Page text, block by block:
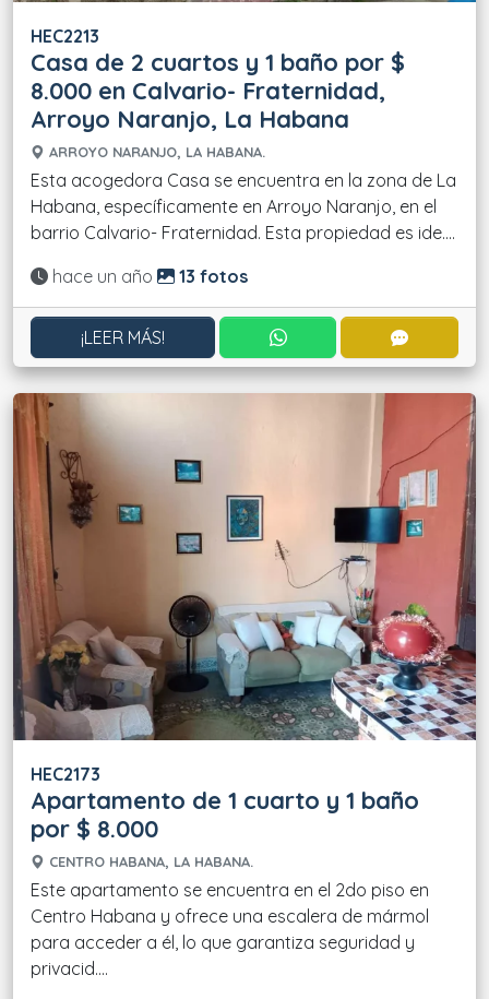
HEC2213
Casa de 2 cuartos y 1 baño por $
8.000 en Calvario- Fraternidad,
Arroyo Naranjo, La Habana
ARROYO NARANJO, LA HABANA.
Esta acogedora Casa se encuentra en la zona de La
Habana, específicamente en Arroyo Naranjo, en el
barrio Calvario- Fraternidad. Esta propiedad es ide....
Actualizado:
hace un año 13 fotos
¡LEER MÁS! CONTACTAR POR
HEC2173
Apartamento de 1 cuarto y 1 baño
por $ 8.000
CENTRO HABANA, LA HABANA.
Este apartamento se encuentra en el 2do piso en
Centro Habana y ofrece una escalera de mármol
para acceder a él, lo que garantiza seguridad y
privacid....